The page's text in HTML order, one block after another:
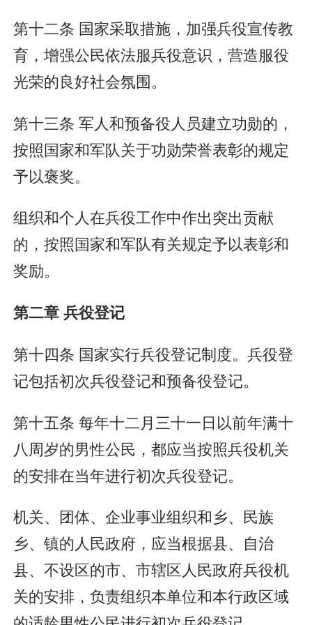
第十二条 国家采取措施，加强兵役宣传教
育，增强公民依法服兵役意识，营造服役
光荣的良好社会氛围。
第十三条 军人和预备役人员建立功勋的，
按照国家和军队关于功勋荣誉表彰的规定
予以褒奖。
组织和个人在兵役工作中作出突出贡献
的，按照国家和军队有关规定予以表彰和
奖励。
第二章 兵役登记
第十四条 国家实行兵役登记制度。兵役登
记包括初次兵役登记和预备役登记。
第十五条 每年十二月三十一日以前年满十
八周岁的男性公民，都应当按照兵役机关
的安排在当年进行初次兵役登记。
机关、团体、企业事业组织和乡、民族
乡、镇的人民政府，应当根据县、自治
县、不设区的市、市辖区人民政府兵役机
关的安排，负责组织本单位和本行政区域